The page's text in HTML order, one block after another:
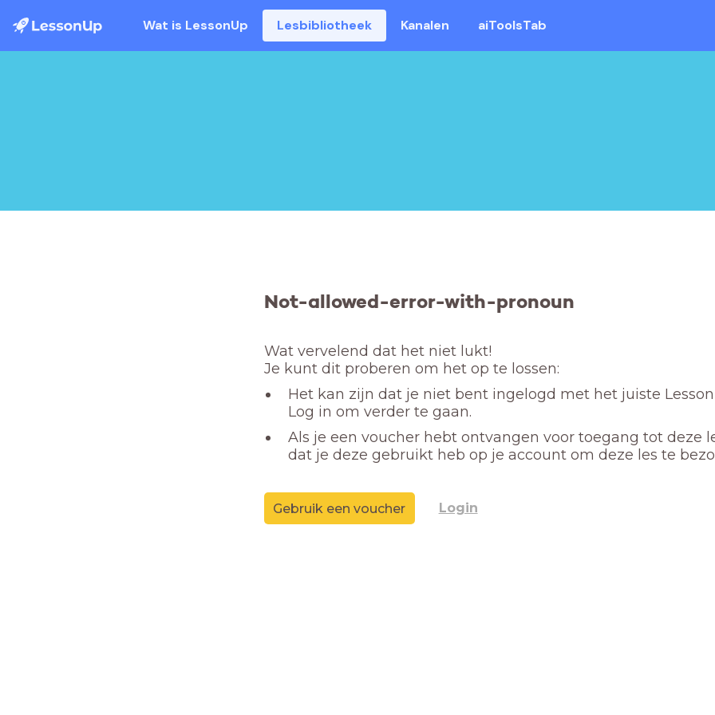
Wat is LessonUp Lesbibliotheek Kanalen aiToolsTab
Not-allowed-error-with-pronoun
Wat vervelend dat het niet lukt!
Je kunt dit proberen om het op te lossen:
Het kan zijn dat je niet bent ingelogd met het juiste
Log in om verder te gaan.
Als je een voucher hebt ontvangen voor toegang tot deze
dat je deze gebruikt heb op je account om deze les te
Gebruik een voucher Login